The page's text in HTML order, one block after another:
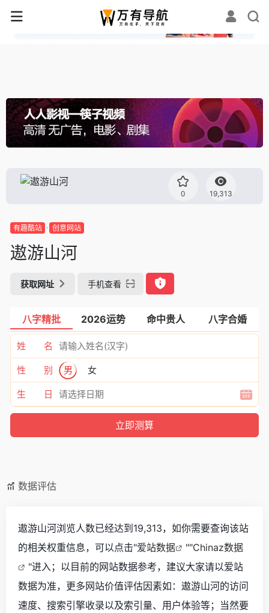
✕
0 19,313
有趣酷站 创意网站
遨游山河
获取网址 手机查看
八字精批 2026运势 命中贵人 八字合婚
姓 名
性 别 男 女
生 日
数据评估
遨游山河浏览人数已经达到19,313，如你需要查询该站
的相关权重信息，可以点击"爱站数据 ""Chinaz数据
"进入；以目前的网站数据参考，建议大家请以爱站
数据为准，更多网站价值评估因素如：遨游山河的访问
速度、搜索引擎收录以及索引量、用户体验等；当然要